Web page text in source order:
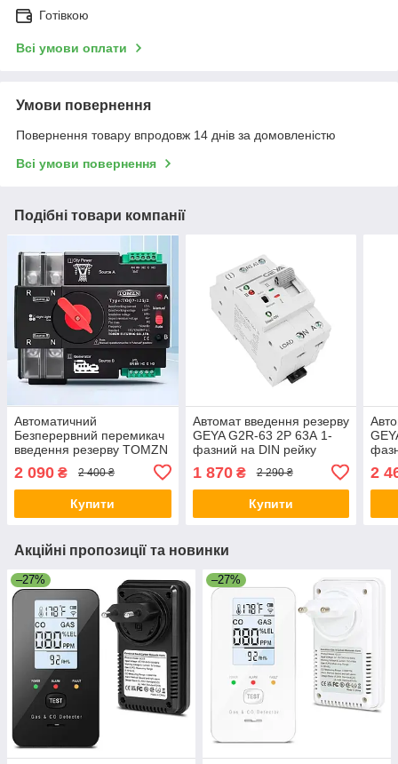
Готівкою
Всі умови оплати
Умови повернення
Повернення товару впродовж 14 днів за домовленістю
Всі умови повернення
Подібні товари компанії
Автоматичний
Безперервний перемикач
введення резерву TOMZN
230В 125А
2 090 ₴ 2 400 ₴
Купити
Автомат введення резерву
GEYA G2R-63 2P 63А 1-
фазний на DIN рейку
1 870₴ 2 290 ₴
Купити
2
Акційні пропозиції та новинки
–27% –27%